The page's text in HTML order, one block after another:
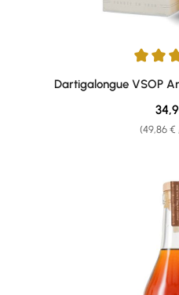
Durchschnittliche Bewertung
Dartigalongue VSOP
(49,86 €